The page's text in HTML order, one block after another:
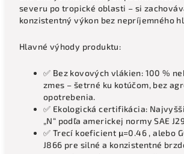
severu po tropické oblasti – si
konzistentný výkon bez nepríjemného
Hlavné výhody produktu:
✅ Bez kovových vlákien: 100 %
zmes – šetrné ku kotúčom, bez
opotrebenia.
✅ Ekologická certifikácia:
„N“ podľa americkej normy SAE
✅ Trecí koeficient μ=0.46 , alebo
J866 pre silné a konzistentné